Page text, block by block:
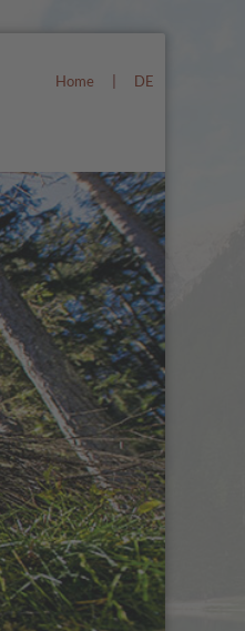
Home DE